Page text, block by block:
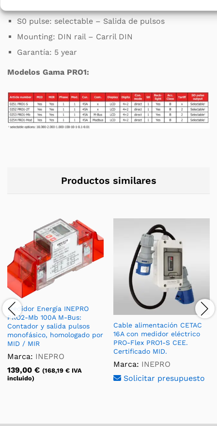
S0 pulse: selectable – Salida de pulsos
Mounting: DIN rail – Carril DIN
Garantía: 5 year
Modelos Gama PRO1:
Productos similares
Medidor Energía INEPRO
PRO2-Mb 100A M-Bus:
Contador y salida pulsos
monofásico, homologado por
MID / MIR
Marca: INEPRO
139,00 € (168,19 € IVA
incluido)
Cable alimentación CETAC
16A con medidor eléctrico
PRO-Flex PRO1-S CEE.
Certificado MID.
Marca: INEPRO
Solicitar presupuesto